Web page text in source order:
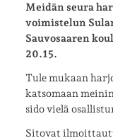
Meidän seura
voimistelun
Sauvosaaren
20.15.
Tule mukaan
katsomaan
sido vielä
Sitovat